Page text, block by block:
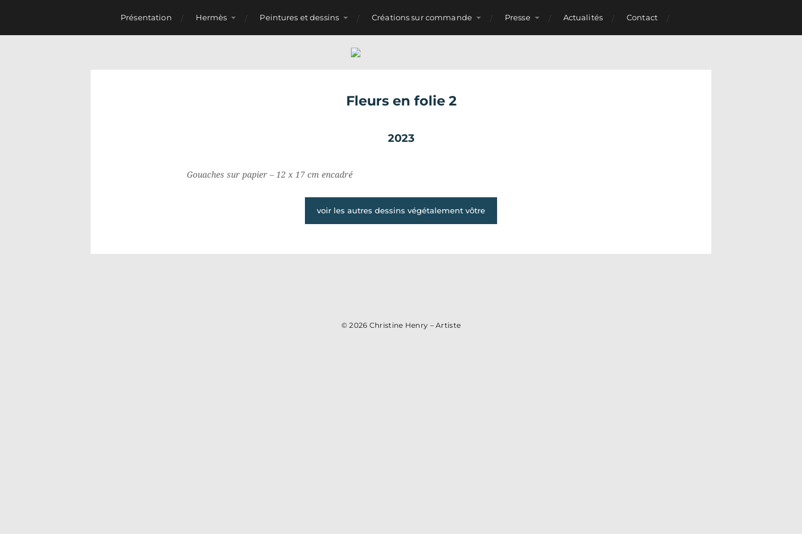
Présentation Hermès Peintures et dessins Créations sur commande Presse Actualités Contact
Fleurs en folie 2
2023
Gouaches sur papier – 12 x 17 cm encadré
voir les autres dessins végétalement vôtre
© 2026 Christine Henry – Artiste